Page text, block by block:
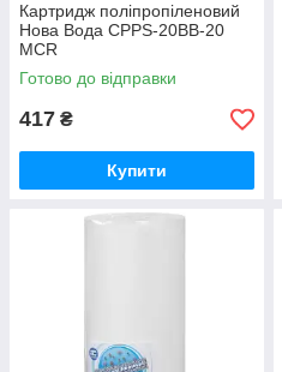
Картридж поліпропіленовий
Нова Вода CPPS-20BB-20
MCR
Готово до відправки
417 ₴
Купити